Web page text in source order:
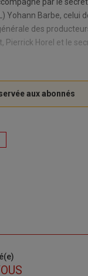
par le
Yohann Barbe, celui
des
Horel et le